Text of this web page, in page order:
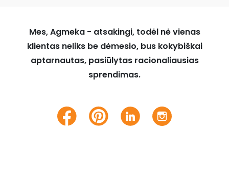
Mes, Agmeka - atsakingi, todėl nė vienas
klientas neliks be dėmesio, bus kokybiškai
aptarnautas, pasiūlytas racionaliausias
sprendimas.